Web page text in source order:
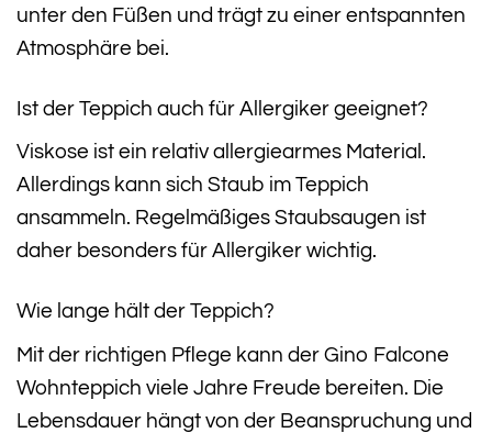
unter den Füßen und trägt zu einer entspannten
Atmosphäre bei.
Ist der Teppich auch für Allergiker geeignet?
Viskose ist ein relativ allergiearmes Material.
Allerdings kann sich Staub im Teppich
ansammeln. Regelmäßiges Staubsaugen ist
daher besonders für Allergiker wichtig.
Wie lange hält der Teppich?
Mit der richtigen Pflege kann der Gino Falcone
Wohnteppich viele Jahre Freude bereiten. Die
Lebensdauer hängt von der Beanspruchung und